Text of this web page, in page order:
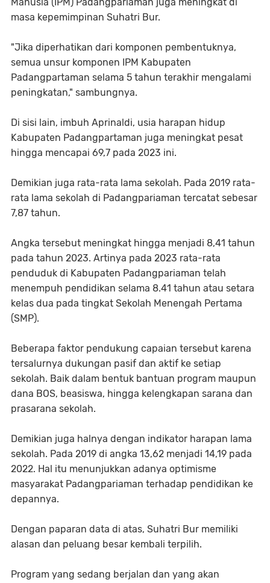
masa kepemimpinan Suhatri Bur.
"Jika diperhatikan dari komponen pembentuknya,
semua unsur komponen IPM Kabupaten
Padangpartaman selama 5 tahun terakhir mengalami
peningkatan," sambungnya.
Di sisi lain, imbuh Aprinaldi, usia harapan hidup
Kabupaten Padangpartaman juga meningkat pesat
hingga mencapai 69,7 pada 2023 ini.
Demikian juga rata-rata lama sekolah. Pada 2019 rata-
rata lama sekolah di Padangpariaman tercatat sebesar
7,87 tahun.
Angka tersebut meningkat hingga menjadi 8,41 tahun
pada tahun 2023. Artinya pada 2023 rata-rata
penduduk di Kabupaten Padangpariaman telah
menempuh pendidikan selama 8.41 tahun atau setara
kelas dua pada tingkat Sekolah Menengah Pertama
(SMP).
Beberapa faktor pendukung capaian tersebut karena
tersalurnya dukungan pasif dan aktif ke setiap
sekolah. Baik dalam bentuk bantuan program maupun
dana BOS, beasiswa, hingga kelengkapan sarana dan
prasarana sekolah.
Demikian juga halnya dengan indikator harapan lama
sekolah. Pada 2019 di angka 13,62 menjadi 14,19 pada
2022. Hal itu menunjukkan adanya optimisme
masyarakat Padangpariaman terhadap pendidikan ke
depannya.
Dengan paparan data di atas, Suhatri Bur memiliki
alasan dan peluang besar kembali terpilih.
Program yang sedang berjalan dan yang akan